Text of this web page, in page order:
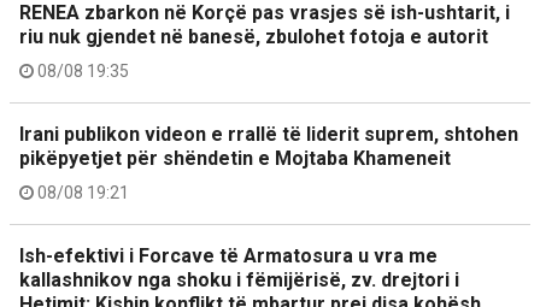
RENEA zbarkon në Korçë pas vrasjes së ish-ushtarit, i
riu nuk gjendet në banesë, zbulohet fotoja e autorit
08/08 19:35
Irani publikon videon e rrallë të liderit suprem, shtohen
pikëpyetjet për shëndetin e Mojtaba Khameneit
08/08 19:21
Ish-efektivi i Forcave të Armatosura u vra me
kallashnikov nga shoku i fëmijërisë, zv. drejtori i